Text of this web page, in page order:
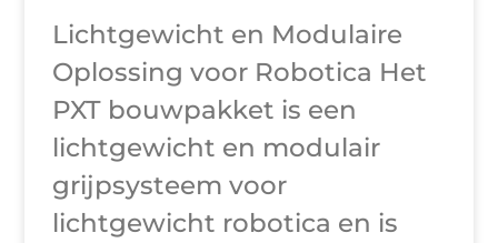
Lichtgewicht en Modulaire
Oplossing voor Robotica Het
PXT bouwpakket is een
lichtgewicht en modulair
grijpsysteem voor
lichtgewicht robotica en is